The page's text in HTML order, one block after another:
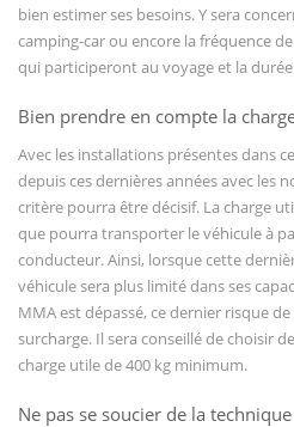
bien estimer ses besoins. Y sera
camping-car ou encore la fréquence
qui participeront au voyage et la
Bien prendre en compte la
Avec les installations présentes dans
depuis ces dernières années avec les
critère pourra être décisif. La charge
que pourra transporter le véhicule à
conducteur. Ainsi, lorsque cette
véhicule sera plus limité dans ses
MMA est dépassé, ce dernier risque
surcharge. Il sera conseillé de choisir
charge utile de 400 kg minimum.
Ne pas se soucier de la